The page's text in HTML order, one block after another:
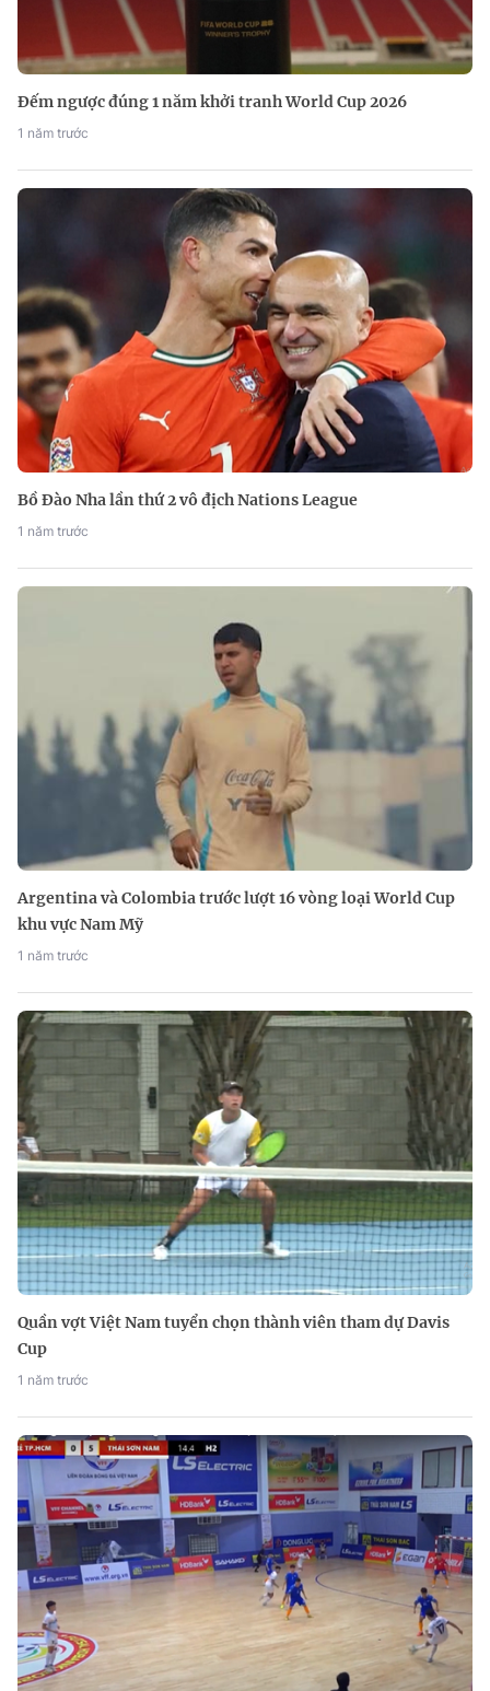
Đếm ngược đúng 1 năm khởi tranh World Cup 2026
1 năm trước
Bồ Đào Nha lần thứ 2 vô địch Nations League
1 năm trước
Argentina và Colombia trước lượt 16 vòng loại World Cup
khu vực Nam Mỹ
1 năm trước
Quần vợt Việt Nam tuyển chọn thành viên tham dự Davis
Cup
1 năm trước